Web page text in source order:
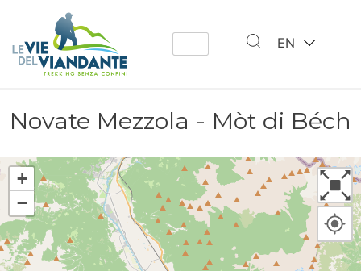
EN
Novate Mezzola - Mòt di Béch
+
−